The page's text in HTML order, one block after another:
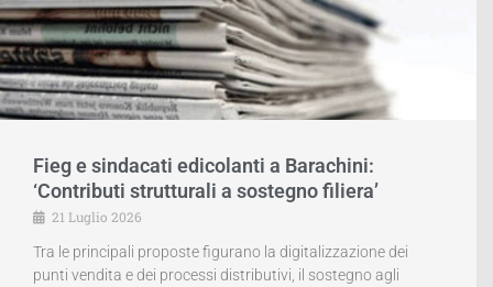
Fieg e sindacati edicolanti a Barachini:
‘Contributi strutturali a sostegno filiera’
21 Luglio 2026
Tra le principali proposte figurano la digitalizzazione dei
punti vendita e dei processi distributivi, il sostegno agli